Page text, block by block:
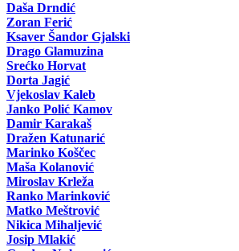
Daša Drndić
Zoran Ferić
Ksaver Šandor Gjalski
Drago Glamuzina
Srećko Horvat
Dorta Jagić
Vjekoslav Kaleb
Janko Polić Kamov
Damir Karakaš
Dražen Katunarić
Marinko Koščec
Maša Kolanović
Miroslav Krleža
Ranko Marinković
Matko Meštrović
Nikica Mihaljević
Josip Mlakić